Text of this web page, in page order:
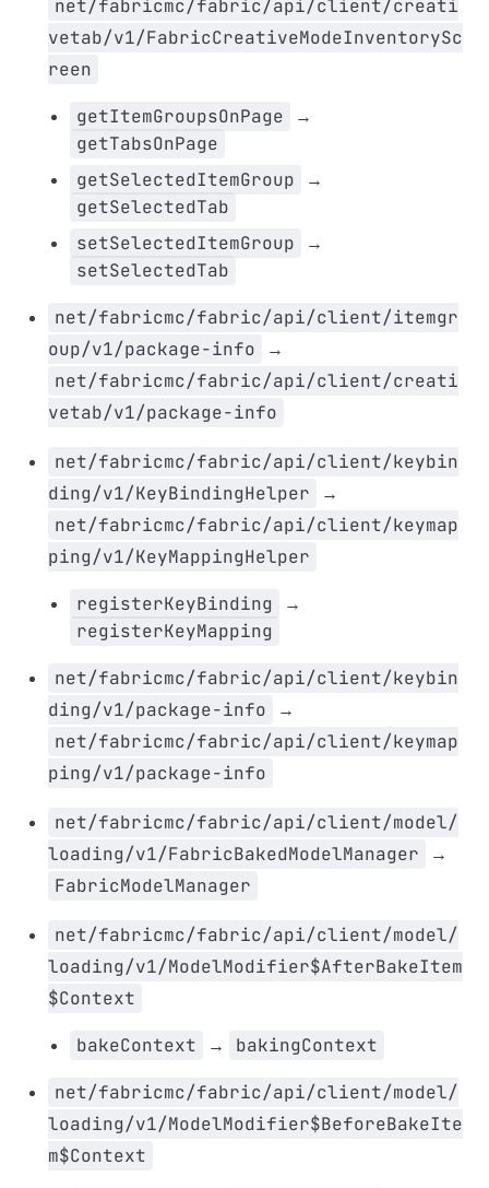
net/fabricmc/fabric/api/client/creati
vetab/v1/FabricCreativeModeInventorySc
reen
getItemGroupsOnPage →
getTabsOnPage
getSelectedItemGroup
→
getSelectedTab
setSelectedItemGroup
→
setSelectedTab
net/fabricmc/fabric/api/client/itemgr
oup/v1/package-info
→
net/fabricmc/fabric/api/client/creati
vetab/v1/package-info
net/fabricmc/fabric/api/client/keybin
ding/v1/KeyBindingHelper
→
net/fabricmc/fabric/api/client/keymap
ping/v1/KeyMappingHelper
registerKeyBinding →
registerKeyMapping
net/fabricmc/fabric/api/client/keybin
ding/v1/package-info
→
net/fabricmc/fabric/api/client/keymap
ping/v1/package-info
net/fabricmc/fabric/api/client/model/
loading/v1/FabricBakedModelManager
→
FabricModelManager
net/fabricmc/fabric/api/client/model/
loading/v1/ModelModifier$AfterBakeItem
$Context
bakeContext → bakingContext
net/fabricmc/fabric/api/client/model/
loading/v1/ModelModifier$BeforeBakeIte
m$Context